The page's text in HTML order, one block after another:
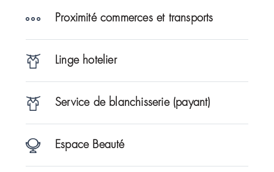
Proximité commerces et transports
Linge hotelier
Service de blanchisserie (payant)
Espace Beauté